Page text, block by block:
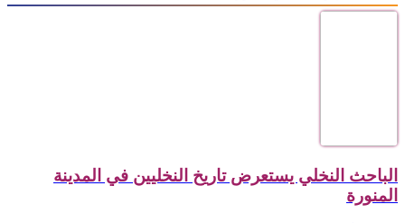
الباحث النخلي يستعرض تاريخ النخليين في المدينة
المنورة